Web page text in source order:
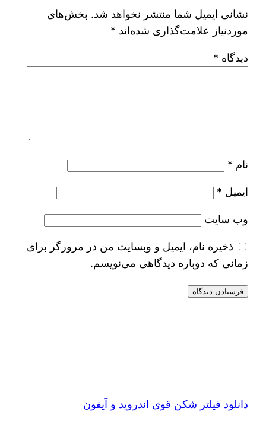
نشانی ایمیل شما منتشر نخواهد شد. بخش‌های
موردنیاز علامت‌گذاری شده‌اند *
دیدگاه *
نام *
ایمیل *
وب‌ سایت
ذخیره نام، ایمیل و وبسایت من در مرورگر برای
زمانی که دوباره دیدگاهی می‌نویسم.
دانلود فیلتر شکن قوی اندروید و آیفون